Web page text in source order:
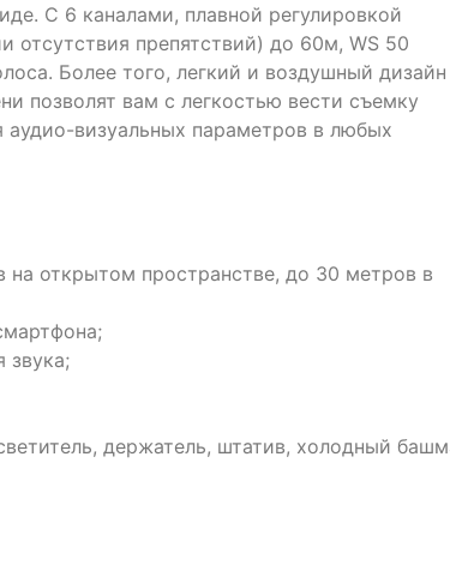
С 6 каналами, плавной регулировкой
отсутствия препятствий) до 60м, WS 50
Более того, легкий и воздушный
позволят вам с легкостью вести съемку
аудио-визуальных параметров в любых
открытом пространстве, до 30 метров в
звука;
держатель, штатив, холодный